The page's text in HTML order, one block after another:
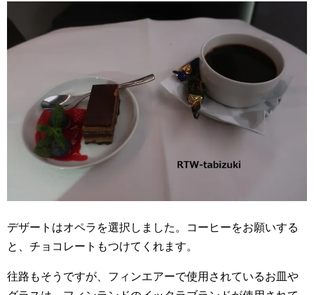
デザートはオペラを選択しました。コーヒーをお願いする
と、チョコレートもつけてくれます。
往路もそうですが、フィンエアーで使用されているお皿や